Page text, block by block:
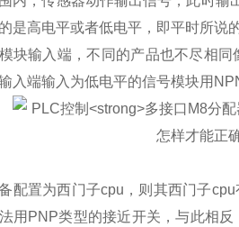
是高电平或者低电平，即平时所说
块输入端，不同的产品也不尽相
入端输入为低电平的信号模块用
配置为西门子cpu，则其西门子
用PNP类型的接近开关，与此相